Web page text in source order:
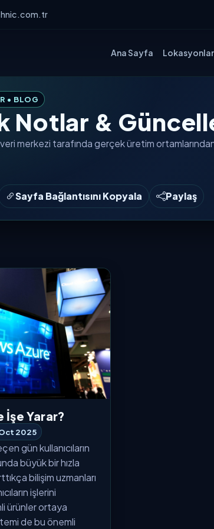
Ana Sayfa
• BLOG
Notlar &
merkezi tarafında gerçek üretim
Sayfa Bağlantısını Kopyala Paylaş
İşe Yarar?
2025
gün kullanıcıların
büyük bir hızla
bilişim uzmanları
işlerini
ürünler ortaya
de bu önemli